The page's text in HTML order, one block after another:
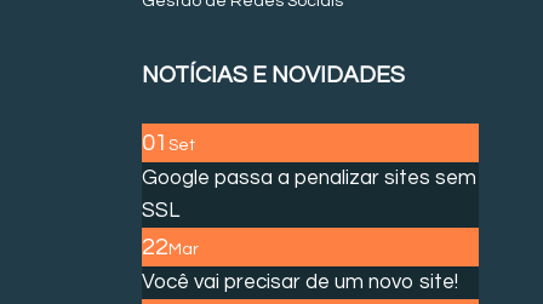
NOTÍCIAS E NOVIDADES
01 Set
Google passa a penalizar sites sem
SSL
22 Mar
Você vai precisar de um novo site!